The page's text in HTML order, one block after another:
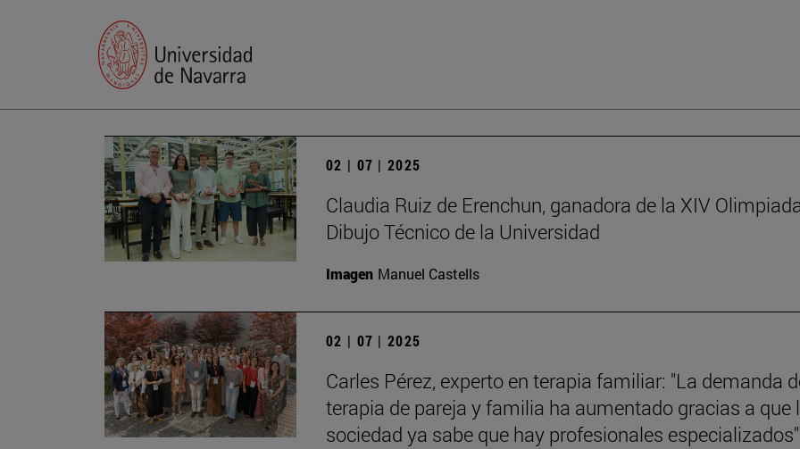
02 | 07 | 2025
Claudia Ruiz de Erenchun, ganadora de la XIV
Dibujo Técnico de la Universidad
Imagen Manuel Castells
02 | 07 | 2025
Carles Pérez, experto en terapia familiar: "La demanda
terapia de pareja y familia ha aumentado gracias a que
sociedad ya sabe que hay profesionales especializados"